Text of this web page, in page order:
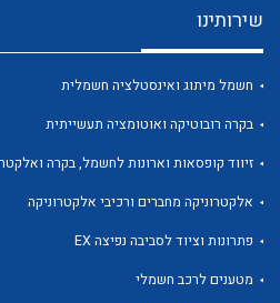
שירותינו
חשמל מיתוג ואינסטלציה חשמלית
בקרה רובוטיקה ואוטומציה תעשייתית
זיווד קופסאות וארונות לחשמל, בקרה
אלקטרוניקה מחברים ורכיבי אלקטרוניקה
פתרונות וציוד לסביבה נפיצה EX
מטענים לרכב חשמלי